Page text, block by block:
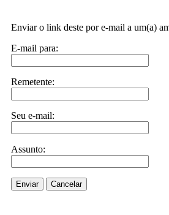
Enviar o link deste por e-mail a um(a)
E-mail para:
Remetente:
Seu e-mail:
Assunto:
Enviar Cancelar